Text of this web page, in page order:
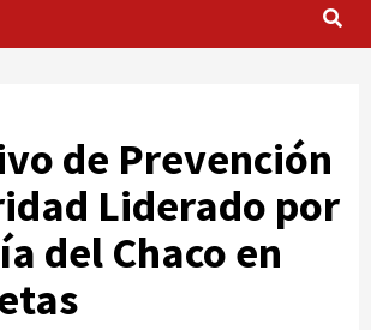
de Prevención
Liderado por
del Chaco en